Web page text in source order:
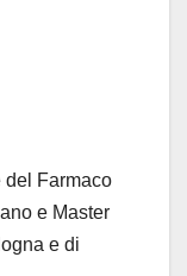
del Farmaco
e Master
e di